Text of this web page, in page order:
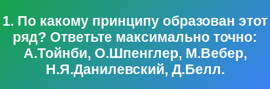
1. По какому принципу образован этот
ряд? Ответьте максимально точно:
А.Тойнби, О.Шпенглер, М.Вебер,
Н.Я.Данилевский, Д.Белл.